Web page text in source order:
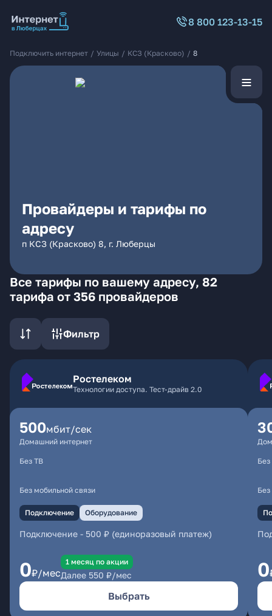
8 800 123-13-15
Подключить интернет / Улицы / КСЗ (Красково) / 8
Провайдеры и тарифы по
адресу
п КСЗ (Красково) 8, г. Люберцы
Все тарифы по вашему адресу, 82
тарифа от 356 провайдеров
Фильтр
Ростелеком
Технологии доступа. Тест-драйв 2.0
500мбит/сек
Домашний интернет
Без ТВ
Без мобильной связи
Подключение Оборудование
Подключение - 500 ₽ (единоразовый платеж)
0₽/мес
1 месяц по акции
Далее 550 ₽/мес
Выбрать
0